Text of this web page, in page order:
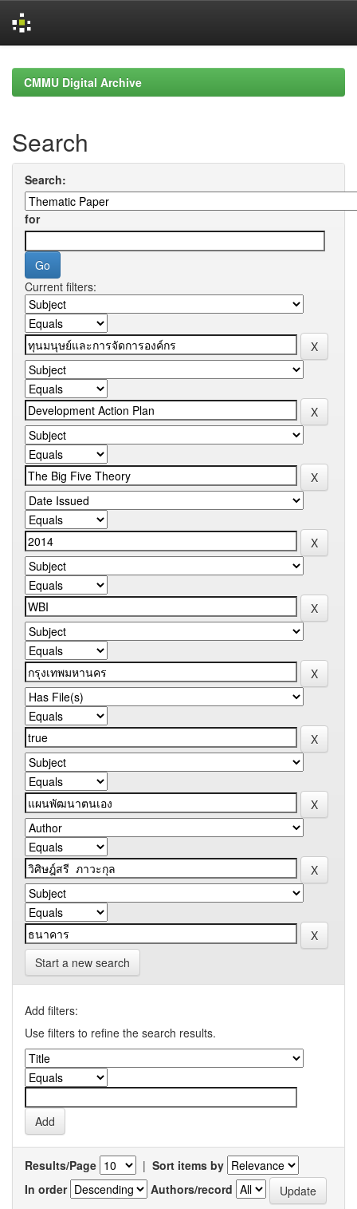
navigationCMMU Digital Archive
Search
Search:
for
Current filters:
Start a new search
Add filters:
Use filters to refine the search results.
Results/Page | Sort items by
In order
Authors/record